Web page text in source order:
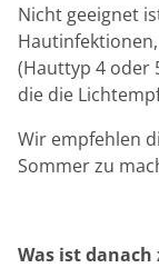
Nicht geeignet
(Hauttyp 4 oder
die die
Wir empfehlen
Sommer zu
Was ist danach